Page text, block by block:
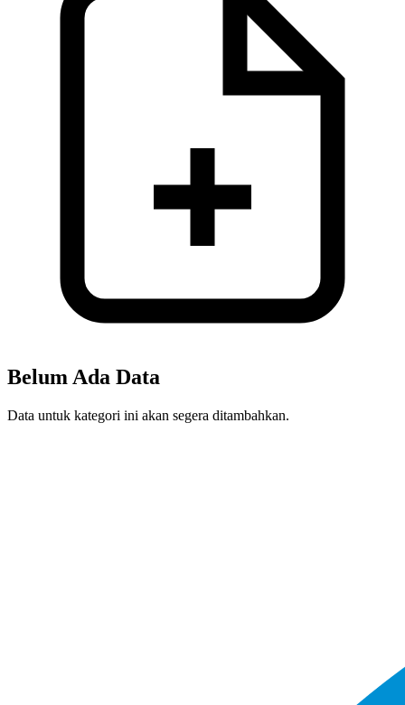
Belum Ada Data
Data untuk kategori ini akan segera ditambahkan.